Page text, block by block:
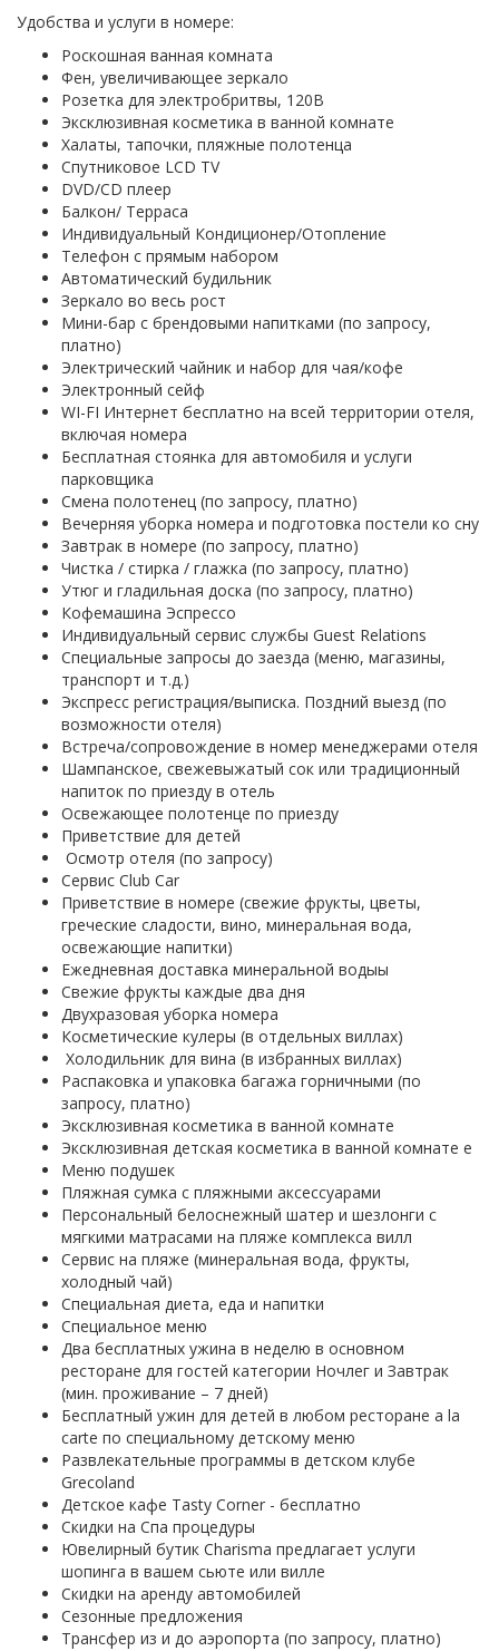
Удобства и услуги в номере:
Роскошная ванная комната
Фен, увеличивающее зеркало
Розетка для электробритвы, 120В
Эксклюзивная косметика в ванной комнате
Халаты, тапочки, пляжные полотенца
Спутниковое LCD ТV
DVD/CD плеер
Балкон/ Терраса
Индивидуальный Кондиционер/Отопление
Телефон с прямым набором
Автоматический будильник
Зеркало во весь рост
Мини-бар с брендовыми напитками (по запросу,
платно)
Электрический чайник и набор для чая/кофе
Электронный сейф
WI-FI Интернет бесплатно на всей территории отеля,
включая номера
Бесплатная стоянка для автомобиля и услуги
парковщика
Смена полотенец (по запросу, платно)
Вечерняя уборка номера и подготовка постели ко сну
Завтрак в номере (по запросу, платно)
Чистка / стирка / глажка (по запросу, платно)
Утюг и гладильная доска (по запросу, платно)
Кофемашина Эспрессо
Индивидуальный сервис службы Guest Relations
Специальные запросы до заезда (меню, магазины,
транспорт и т.д.)
Экспресс регистрация/выписка. Поздний выезд (по
возможности отеля)
Встреча/сопровождение в номер менеджерами отеля
Шампанское, свежевыжатый сок или традиционный
напиток по приезду в отель
Освежающее полотенце по приезду
Приветствие для детей
Осмотр отеля (по запросу)
Сервис Club Car
Приветствие в номере (свежие фрукты, цветы,
греческие сладости, вино, минеральная вода,
освежающие напитки)
Ежедневная доставка минеральной водыы
Свежие фрукты каждые два дня
Двухразовая уборка номера
Косметические кулеры (в отдельных виллах)
Холодильник для вина (в избранных виллах)
Распаковка и упаковка багажа горничными (по
запросу, платно)
Эксклюзивная косметика в ванной комнате
Эксклюзивная детская косметика в ванной комнате e
Меню подушек
Пляжная сумка с пляжными аксессуарами
Персональный белоснежный шатер и шезлонги с
мягкими матрасами на пляже комплекса вилл
Сервис на пляже (минеральная вода, фрукты,
холодный чай)
Специальная диета, еда и напитки
Специальное меню
Два бесплатных ужина в неделю в основном
ресторане для гостей категории Ночлег и Завтрак
(мин. проживание – 7 дней)
Бесплатный ужин для детей в любом ресторане a la
carte по специальному детскому меню
Развлекательные программы в детском клубе
Grecoland
Детское кафе Tasty Corner - бесплатно
Скидки на Спа процедуры
Ювелирный бутик Charisma предлагает услуги
шопинга в вашем сьюте или вилле
Скидки на аренду автомобилей
Сезонные предложения
Трансфер из и до аэропорта (по запросу, платно)